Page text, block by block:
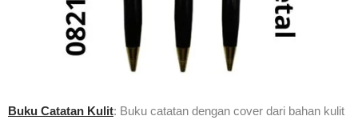
Buku Catatan Kulit: Buku catatan dengan cover dari bahan kulit